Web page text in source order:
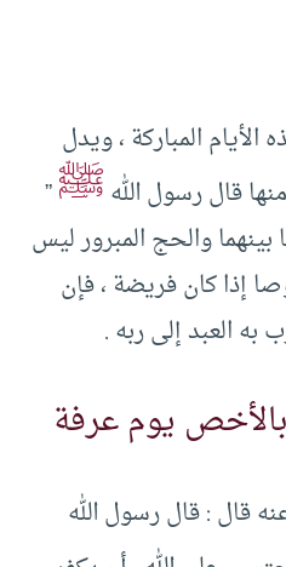
المباركة ، ويدل
قال رسول اللهﷺ”
بينهما والحج المبرور ليس
إذا كان فريضة ، فإن
العبد إلى ربه .
يوم عرفة
قال : قال رسول الله